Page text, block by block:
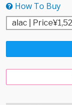
How To Buy